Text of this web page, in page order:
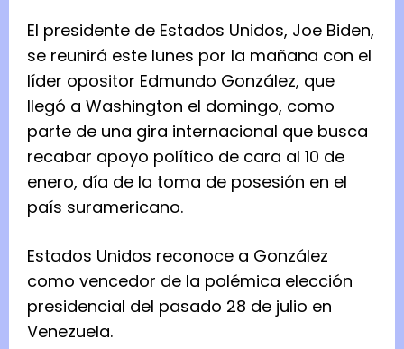
El presidente de Estados Unidos, Joe Biden,
se reunirá este lunes por la mañana con el
líder opositor Edmundo González, que
llegó a Washington el domingo, como
parte de una gira internacional que busca
recabar apoyo político de cara al 10 de
enero, día de la toma de posesión en el
país suramericano.
Estados Unidos reconoce a González
como vencedor de la polémica elección
presidencial del pasado 28 de julio en
Venezuela.